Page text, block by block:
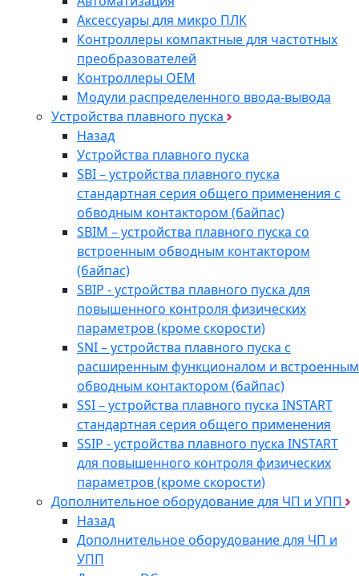
Аксессуары для микро ПЛК
Контроллеры компактные для частотных
преобразователей
Контроллеры ОЕМ
Модули распределенного ввода-вывода
Устройства плавного пуска
Назад
Устройства плавного пуска
SBI – устройства плавного пуска
стандартная серия общего применения с
обводным контактором (байпас)
SBIM – устройства плавного пуска со
встроенным обводным контактором
(байпас)
SBIP - устройства плавного пуска для
повышенного контроля физических
параметров (кроме скорости)
SNI – устройства плавного пуска с
расширенным функционалом и встроенным
обводным контактором (байпас)
SSI – устройства плавного пуска INSTART
стандартная серия общего применения
SSIP - устройства плавного пуска INSTART
для повышенного контроля физических
параметров (кроме скорости)
Дополнительное оборудование для ЧП и УПП
Назад
Дополнительное оборудование для ЧП и
УПП